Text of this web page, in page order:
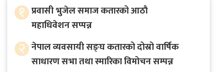
१ प्रवासी भुजेल समाज कतारको आठाै
महाधिवेशन सप्पन्न
२ नेपाल व्यवसायी सङ्घ कतारको दोस्रो वार्षिक
साधारण सभा तथा स्मारिका विमोचन सम्पन्न